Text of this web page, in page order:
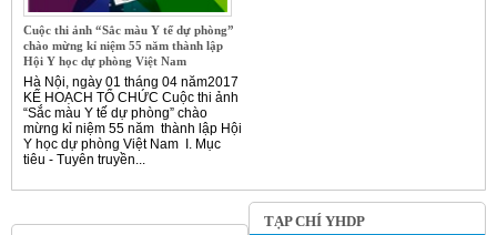
Cuộc thi ảnh “Sắc màu Y tế dự phòng”
chào mừng kỉ niệm 55 năm thành lập
Hội Y học dự phòng Việt Nam
Hà Nội, ngày 01 tháng 04 năm2017
KẾ HOẠCH TỔ CHỨC Cuộc thi ảnh
“Sắc màu Y tế dự phòng” chào
mừng kỉ niệm 55 năm thành lập Hội
Y học dự phòng Việt Nam I. Mục
tiêu - Tuyên truyền...
TẠP CHÍ YHDP